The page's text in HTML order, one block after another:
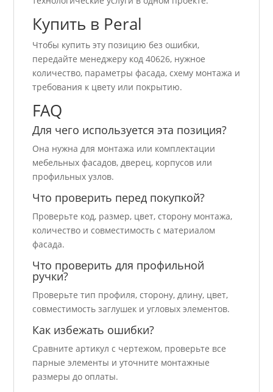
Купить в Peral
Чтобы купить эту позицию без ошибки,
передайте менеджеру код 40626, нужное
количество, параметры фасада, схему монтажа и
требования к цвету или покрытию.
FAQ
Для чего используется эта позиция?
Она нужна для монтажа или комплектации
мебельных фасадов, дверец, корпусов или
профильных узлов.
Что проверить перед покупкой?
Проверьте код, размер, цвет, сторону монтажа,
количество и совместимость с материалом
фасада.
Что проверить для профильной
ручки?
Проверьте тип профиля, сторону, длину, цвет,
совместимость заглушек и угловых элементов.
Как избежать ошибки?
Сравните артикул с чертежом, проверьте все
парные элементы и уточните монтажные
размеры до оплаты.